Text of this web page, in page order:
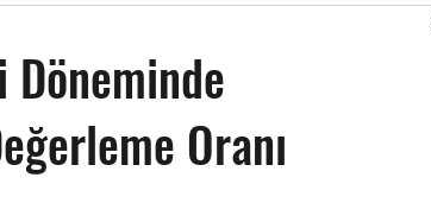
Döneminde
Oranı